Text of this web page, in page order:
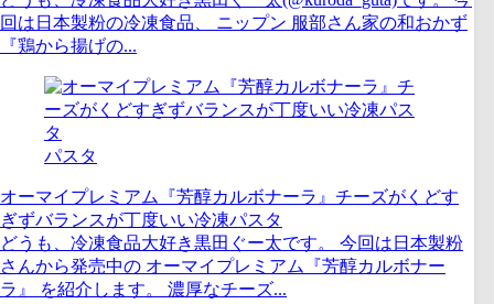
回は日本製粉の冷凍食品、 ニップン 服部さん家の和おかず
『鶏から揚げの...
パスタ
オーマイプレミアム『芳醇カルボナーラ』チーズがくどす
ぎずバランスが丁度いい冷凍パスタ
どうも、冷凍食品大好き黒田ぐー太です。 今回は日本製粉
さんから発売中の オーマイプレミアム『芳醇カルボナー
ラ』 を紹介します。 濃厚なチーズ...